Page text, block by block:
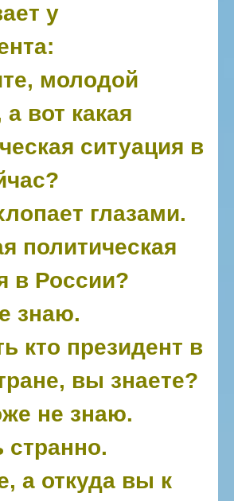
у
молодой
вот какая
ситуация в
глазами.
политическая
в России?
знаю.
кто президент в
вы знаете?
не знаю.
а откуда вы к